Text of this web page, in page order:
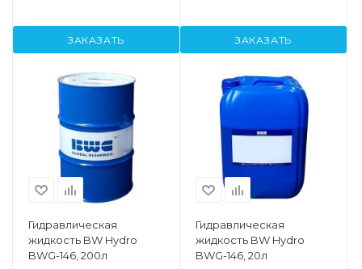
ЗАКАЗАТЬ ЗАКАЗАТЬ
Гидравлическая
жидкость BW Hydro
BWG-146, 200л
Гидравлическая
жидкость BW Hydro
BWG-146, 20л